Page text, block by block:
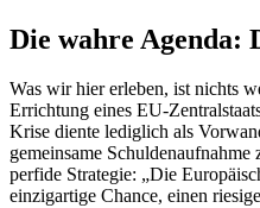
Die wahre Agenda:
Was wir hier erleben, ist nichts
Errichtung eines EU-
Krise diente lediglich als
gemeinsame
perfide Strategie: „Die
einzigartige Chance, einen